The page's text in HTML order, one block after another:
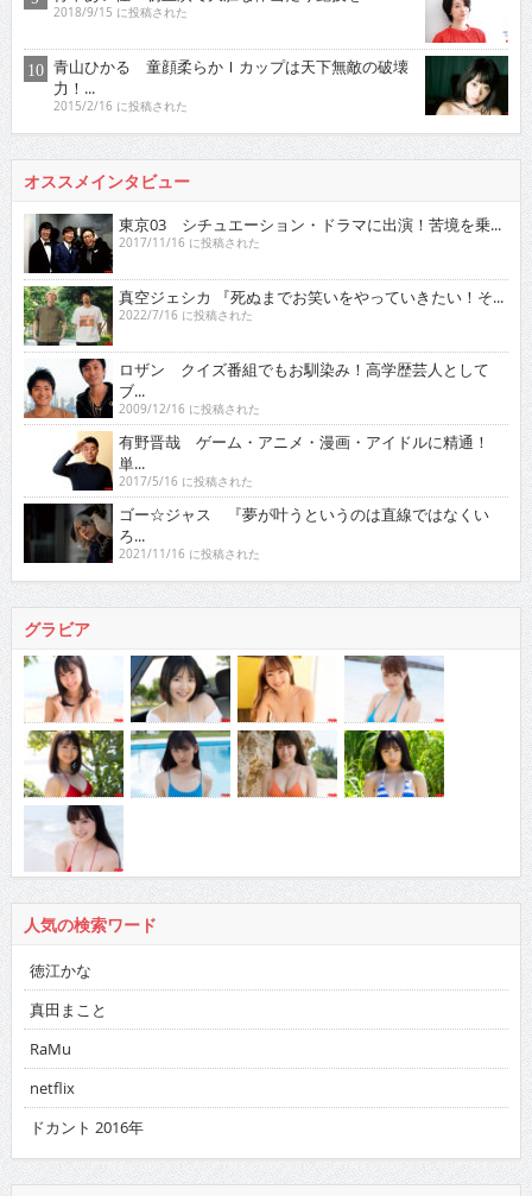
2018/9/15 に投稿された
青山ひかる 童顔柔らかＩカップは天下無敵の破壊
力！...
2015/2/16 に投稿された
オススメインタビュー
東京03 シチュエーション・ドラマに出演！苦境を乗...
2017/11/16 に投稿された
真空ジェシカ 『死ぬまでお笑いをやっていきたい！そ...
2022/7/16 に投稿された
ロザン クイズ番組でもお馴染み！高学歴芸人として
ブ...
2009/12/16 に投稿された
有野晋哉 ゲーム・アニメ・漫画・アイドルに精通！
単...
2017/5/16 に投稿された
ゴー☆ジャス 『夢が叶うというのは直線ではなくい
ろ...
2021/11/16 に投稿された
グラビア
人気の検索ワード
徳江かな
真田まこと
RaMu
netflix
ドカント 2016年